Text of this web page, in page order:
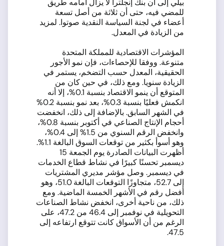
بيلي إلى أن بنك إنجلترا لا يزال أمامه طريق
للمضي فيه، حتى أن ثلاثة من أصل تسعة
أعضاء في لجنة السياسة النقدية صوتوا. لمزيد
من الزيادة في المعدل.
المؤشرات الاقتصادية للمملكة المتحدة
متنوعة. ووفقا للإحصاءات، فإن نمو الأجور
الحقيقية، المعدل حسب التضخم، يستمر في
الزيادة سنويا. ومع ذلك، في حين كان من
المتوقع أن ينمو الاقتصاد بنسبة 0.1%، إلا أنه
انكمش فعليًا بنسبة 0.3%، بعد نمو بنسبة 0.2%
في الشهر السابق. بالإضافة إلى ذلك، انخفضت
أحجام الإنتاج الصناعي في أكتوبر بنسبة 0.8%،
وانخفض الرقم السنوي من 1.5% إلى 0.4%،
وهو أسوأ بكثير من توقعات السوق البالغة 1.1%.
أظهرت البيانات الصادرة يوم الجمعة 15
ديسمبر تحسنًا كبيرًا في نشاط قطاع الخدمات
في ديسمبر. وصل مؤشر مديري المشتريات
إلى 52.7، متجاوزًا التوقعات البالغة 51.0، وهو
أفضل رقم في الأشهر الخمسة الماضية. ومع
ذلك، من ناحية أخرى، انخفض نشاط الصناعات
التحويلية في نوفمبر إلى 46.4 من 47.2، على
الرغم من أن الأسواق كانت تتوقع ارتفاعه إلى
47.5.